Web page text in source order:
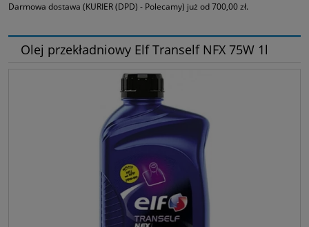
Darmowa dostawa (KURIER (DPD) - Polecamy) już od 700,00 zł.
Olej przekładniowy Elf Tranself NFX 75W 1l